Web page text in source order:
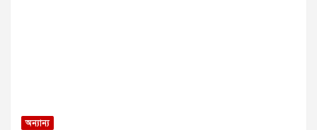
অন্যান্য